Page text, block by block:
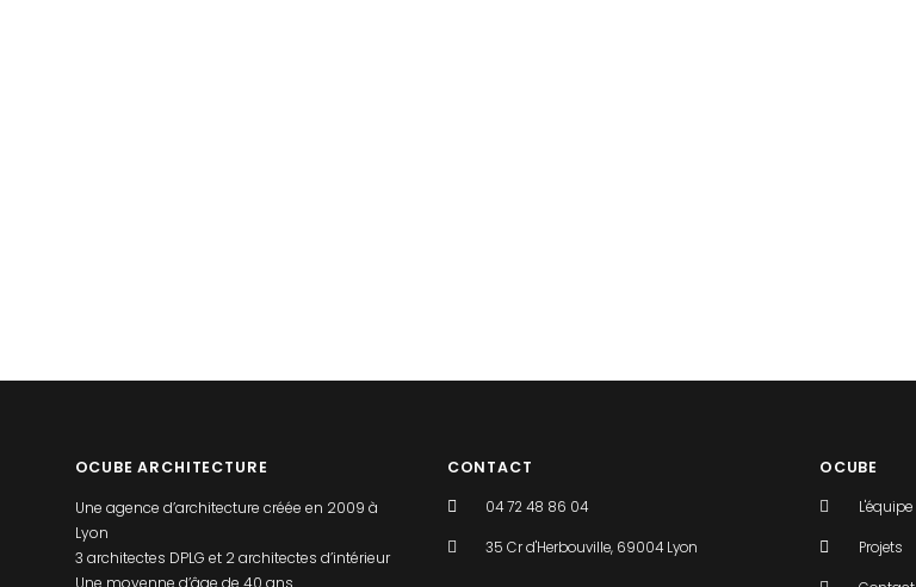
OCUBE ARCHITECTURE
Une agence d’architecture créée en 2009 à
Lyon
3 architectes DPLG et 2 architectes d’intérieur
Une moyenne d’âge de 40 ans
CONTACT
04 72 48 86 04
35 Cr d'Herbouville, 69004 Lyon
OCUBE
L'équipe
Projets